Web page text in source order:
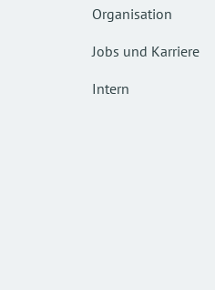
Organisation
Jobs und Karriere
Intern